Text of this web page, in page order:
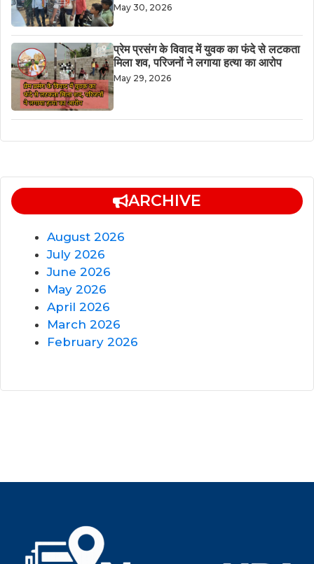
May 30, 2026
​प्रेम प्रसंग के विवाद में युवक का फंदे से लटकता
मिला शव, परिजनों ने लगाया हत्या का आरोप
May 29, 2026
ARCHIVE
August 2026
July 2026
June 2026
May 2026
April 2026
March 2026
February 2026